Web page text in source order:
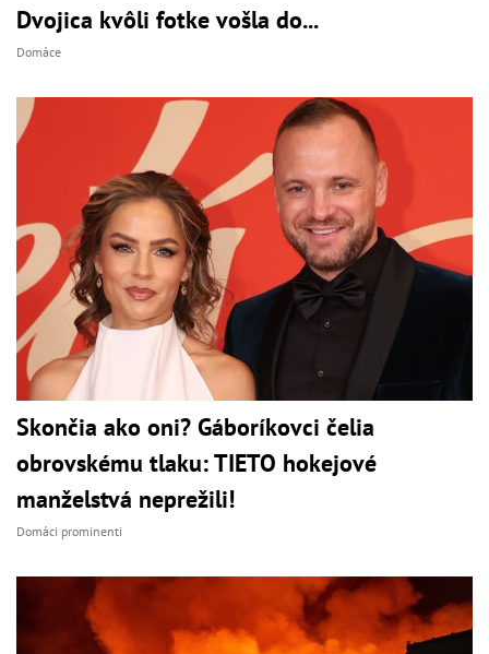
Dvojica kvôli fotke vošla do...
Domáce
Skončia ako oni? Gáboríkovci čelia
obrovskému tlaku: TIETO hokejové
manželstvá neprežili!
Domáci prominenti